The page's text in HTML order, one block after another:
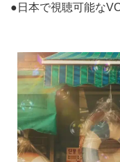
●日本で視聴可能な